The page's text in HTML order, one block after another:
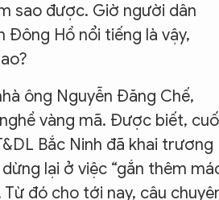
sao được. Giờ người dân
Đông Hồ nổi tiếng là vậy,
ông Nguyễn Đăng Chế,
vàng mã. Được biết,
Bắc Ninh đã khai trương
lại ở việc “gắn thêm
đó cho tới nay, câu